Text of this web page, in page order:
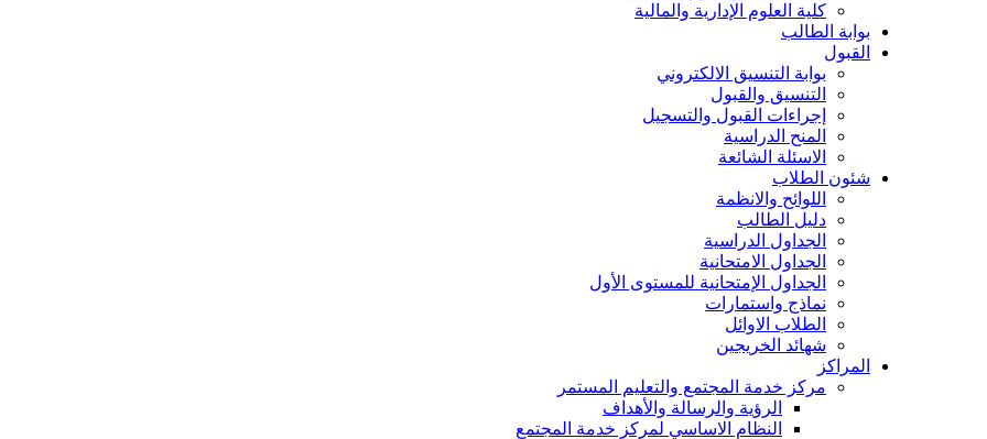
كلية العلوم الإدارية والمالية
بوابة الطالب
القبول
بوابة التنسيق الالكتروني
التنسيق والقبول
إجراءات القبول والتسجيل
المنح الدراسية
الاسئلة الشائعة
شئون الطلاب
اللوائح والانظمة
دليل الطالب
الجداول الدراسية
الجداول الامتحانية
الجداول الإمتحانية للمستوى الأول
نماذج واستمارات
الطلاب الاوائل
شهائد الخريجين
المراكز
مركز خدمة المجتمع والتعليم المستمر
الرؤية والرسالة والأهداف
النظام الاساسي لمركز خدمة المجتمع